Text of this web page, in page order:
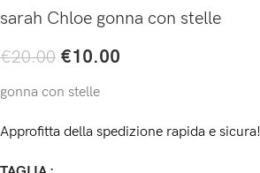
sarah Chloe gonna con stelle
€20.00 €10.00
gonna con stelle
Approfitta della spedizione rapida e sicura!